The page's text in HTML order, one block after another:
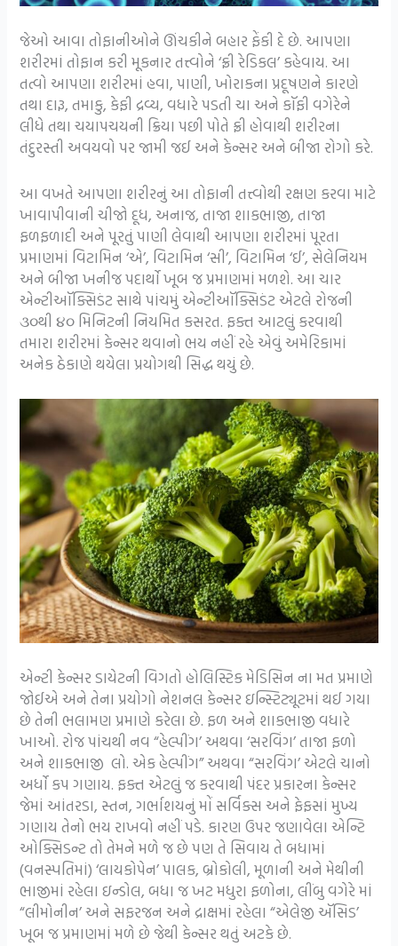
જેઓ આવા તોફાનીઓને ઊંચકીને બહાર ફેંકી દે છે. આપણા
શરીરમાં તોફાન કરી મૂકનાર તત્ત્વોને ‘ફ્રી રેડિકલ’ કહેવાય. આ
તત્વો આપણા શરીરમાં હવા, પાણી, ખોરાકના પ્રદૂષણને કારણે
તથા દારૂ, તમાકુ, કેફી દ્રવ્ય, વધારે પડતી ચા અને કૉફી વગેરેને
લીધે તથા ચયાપચયની ક્રિયા પછી પોતે ફ્રી હોવાથી શરીરના
તંદુરસ્તી અવયવો પર જામી જઈ અને કેન્સર અને બીજા રોગો કરે.
આ વખતે આપણા શરીરનું આ તોફાની તત્ત્વોથી રક્ષણ કરવા માટે
ખાવાપીવાની ચીજો દૂધ, અનાજ, તાજા શાકભાજી, તાજા
ફળફળાદી અને પૂરતું પાણી લેવાથી આપણા શરીરમાં પૂરતા
પ્રમાણમાં વિટામિન ‘એ’, વિટામિન ‘સી’, વિટામિન ‘ઈ’, સેલેનિયમ
અને બીજા ખનીજ પદાર્થો ખૂબ જ પ્રમાણમાં મળશે. આ ચાર
એન્ટીઑક્સિડંટ સાથે પાંચમું એન્ટીઑક્સિડંટ એટલે રોજની
૩૦થી ૪૦ મિનિટની નિયમિત કસરત. ફક્ત આટલું કરવાથી
તમારા શરીરમાં કેન્સર થવાનો ભય નહીં રહે એવું અમેરિકામાં
અનેક ઠેકાણે થયેલા પ્રયોગથી સિદ્ધ થયું છે.
એન્ટી કેન્સર ડાયેટની વિગતો હોલિસ્ટિક મેડિસિન ના મત પ્રમાણે
જોઈએ અને તેના પ્રયોગો નેશનલ કેન્સર ઇન્સ્ટિટ્યૂટમાં થઈ ગયા
છે તેની ભલામણ પ્રમાણે કરેલા છે. ફળ અને શાકભાજી વધારે
ખાઓ. રોજ પાંચથી નવ “હેલ્પીંગ’ અથવા ‘સરવિંગ’ તાજા ફળો
અને શાકભાજી લો. એક હેલ્પીંગ” અથવા “સરવિંગ’ એટલે ચાનો
અર્ધો કપ ગણાય. ફક્ત એટલું જ કરવાથી પંદર પ્રકારના કેન્સર
જેમાં આંતરડા, સ્તન, ગર્ભાશયનું મોં સર્વિક્સ અને ફેફસાં મુખ્ય
ગણાય તેનો ભય રાખવો નહીં પડે. કારણ ઉપર જણાવેલા એન્ટિ
ઓક્સિડન્ટ તો તેમને મળે જ છે પણ તે સિવાય તે બધામાં
(વનસ્પતિમાં) ‘લાયકોપેન’ પાલક, બ્રોકોલી, મૂળાની અને મેથીની
ભાજીમાં રહેલા ઇન્ડોલ, બધા જ ખટ મધુરા ફળોના, લીંબુ વગેરે માં
“લીમોનીન’ અને સફરજન અને દ્રાક્ષમાં રહેલા “એલેજી ઍસિડ’
ખૂબ જ પ્રમાણમાં મળે છે જેથી કેન્સર થતું અટકે છે.